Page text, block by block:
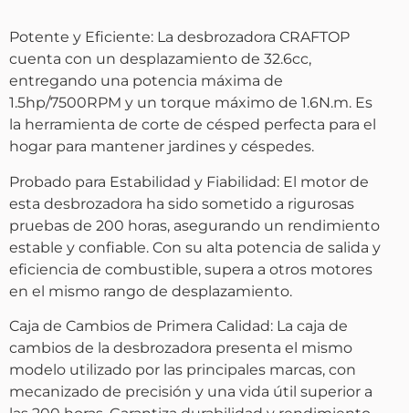
Potente y Eficiente: La desbrozadora CRAFTOP
cuenta con un desplazamiento de 32.6cc,
entregando una potencia máxima de
1.5hp/7500RPM y un torque máximo de 1.6N.m. Es
la herramienta de corte de césped perfecta para el
hogar para mantener jardines y céspedes.
Probado para Estabilidad y Fiabilidad: El motor de
esta desbrozadora ha sido sometido a rigurosas
pruebas de 200 horas, asegurando un rendimiento
estable y confiable. Con su alta potencia de salida y
eficiencia de combustible, supera a otros motores
en el mismo rango de desplazamiento.
Caja de Cambios de Primera Calidad: La caja de
cambios de la desbrozadora presenta el mismo
modelo utilizado por las principales marcas, con
mecanizado de precisión y una vida útil superior a